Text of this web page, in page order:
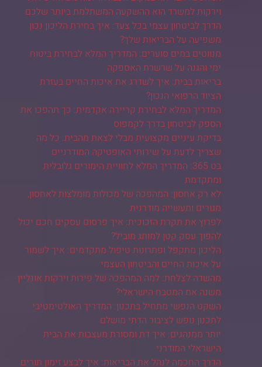
וירקות למשרד הוא ההשקעה המשתלמת ביותר שלכם
הדרך לביטחון עצמי בכל צעד: איך בחירת הליכון נכון
משפיעה על הבריאות שלך?
מנווטים במים סוערים: המדריך המלא לבחירת ביטוח
ימי והגנה על שרשרת האספקה
בריאות בבית: איך לשדרג את איכות החיים בעזרת
הציוד הרפואי הנכון?
המדריך המלא לבחירת קריירה אקדמית: כך תהפכו את
הספק לביטחון בדרך לקמפוס
בדיקת עיניים מקצועית מבלי לצאת מהבית: כל מה
שצריך לדעת על שירותי האופטיקה המודרניים
בט 365: המדריך המלא לחוויית הימורים גלובלית
ומתקדמת
לא רק אחסון: המהפכה של מכולות מומלצות לאחסון,
מגורים ותעשייה מודרנית
לפרוץ את תקרת הזכוכית: איך פרסום עסקים חכם יכול
להפוך עסק קטן למותג מוביל?
הליכון מתקפל ופתרונות טיפול מתקדמים: איך לשמור
על איכות החיים והביטחון העצמי
מהשדה לצלחת: למה המהפכה של פירות וירקות אונליין
משנה את המטבח הישראלי?
השקט הנפשי מתחיל בתכנון: המדריך האולטימטיבי
לתכנון נופש לציבור הדתי מושלם
יותר ממנהגים: איך דת ומסורת מעצבות את הבית
הישראלי המודרני
הדרך החכמה לנהל את הבריאות: איך לבצע זימון תורים